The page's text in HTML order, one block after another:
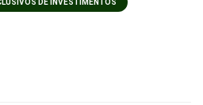
DE INVESTIMENTOS